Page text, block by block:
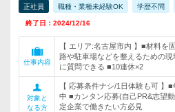
正社員 職種・業種未経験OK 学歴不問
終了日：2024/12/16
仕事内容
【 エリア:名古屋市内 】■材料
路や駐車場などを整えるための
に質問できる ■10連休×2
対象と
なる方
【 応募条件ナシ/1日体験も可 】
中 ■カンタン応募(自己PR&志望
定企業で働きたい方必見